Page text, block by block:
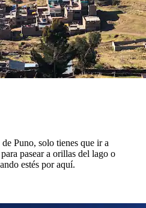
Puno, solo tienes que ir a
pasear a orillas del lago o
estés por aquí.